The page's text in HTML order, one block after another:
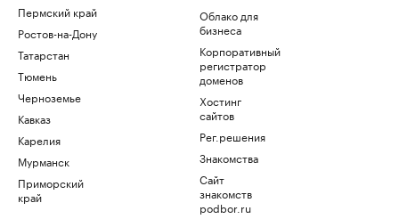
Пермский край
Ростов-на-Дону
Татарстан
Тюмень
Черноземье
Кавказ
Карелия
Мурманск
Приморский
край
Облако для
бизнеса
Корпоративный
регистратор
доменов
Хостинг
сайтов
Рег.решения
Знакомства
Сайт
знакомств
podbor.ru